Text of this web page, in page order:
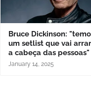
Bruce Dickinson:
um setlist que vai
a cabeça das pessoas"
January 14, 2025